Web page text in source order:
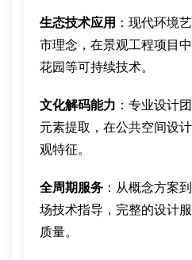
生态技术应用 ：现代环境
市理念，在景观工程项目
花园等可持续技术。
文化解码能力 ：专业设计
元素提取，在公共空间设
观特征。
全周期服务 ：从概念方案
场技术指导，完整的设计
质量。